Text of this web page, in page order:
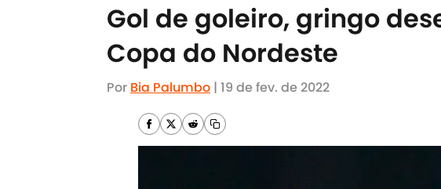
Gol de goleiro, gringo
Copa do Nordeste
Por Bia Palumbo | 19 de fev. de 2022